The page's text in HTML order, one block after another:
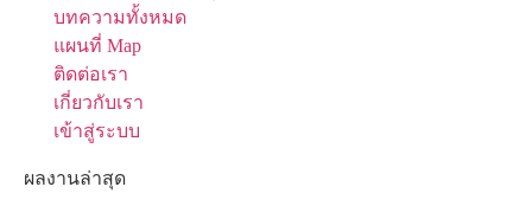
บทความทั้งหมด
แผนที่ Map
ติดต่อเรา
เกี่ยวกับเรา
เข้าสู่ระบบ
ผลงานล่าสุด